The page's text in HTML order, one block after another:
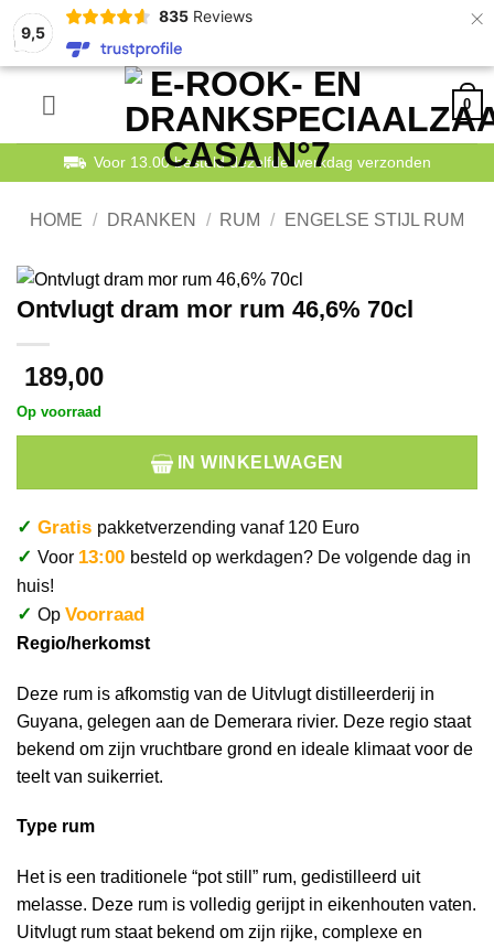
9,5
835 Reviews ×
0
Voor 13.00 besteld dezelfde werkdag verzonden
HOME / DRANKEN / RUM / ENGELSE STIJL RUM
Ontvlugt dram mor rum 46,6% 70cl
189,00
Op voorraad
IN WINKELWAGEN
✓ Gratis pakketverzending vanaf 120 Euro
✓ Voor 13:00 besteld op werkdagen? De volgende dag in
huis!
✓ Op Voorraad
Regio/herkomst
Deze rum is afkomstig van de Uitvlugt distilleerderij in
Guyana, gelegen aan de Demerara rivier. Deze regio staat
bekend om zijn vruchtbare grond en ideale klimaat voor de
teelt van suikerriet.
Type rum
Het is een traditionele “pot still” rum, gedistilleerd uit
melasse. Deze rum is volledig gerijpt in eikenhouten vaten.
Uitvlugt rum staat bekend om zijn rijke, complexe en